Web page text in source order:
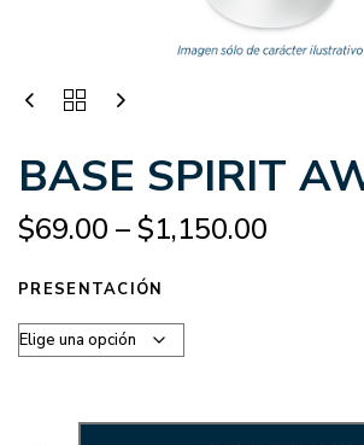
BASE SPIRIT
$69.00 –$1,150.00
PRESENTACIÓN